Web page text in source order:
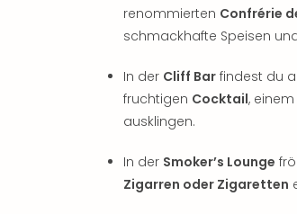
renommierten Confrérie
schmackhafte Speisen
In der Cliff Bar findest du
fruchtigen Cocktail,
ausklingen.
In der Smoker’s Lounge
Zigarren oder Zigaretten